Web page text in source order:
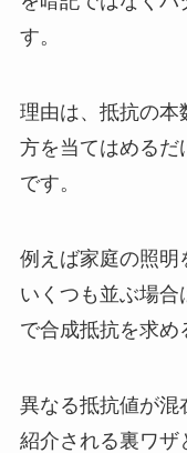
す。
理由は、抵抗の本
方を当てはめるだ
です。
例えば家庭の照明
いくつも並ぶ場合
で合成抵抗を求め
異なる抵抗値が混
紹介される裏ワザ